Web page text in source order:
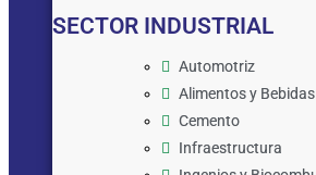
SECTOR INDUSTRIAL
Automotriz
Alimentos y Bebidas
Cemento
Infraestructura